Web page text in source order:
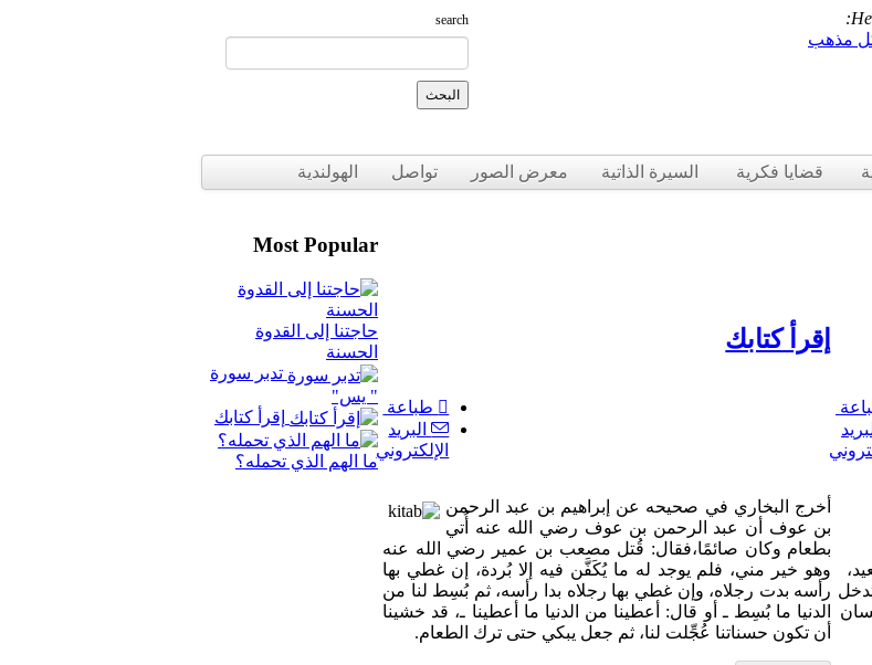
مذهب
search
قضايا فكرية السيرة الذاتية معرض الصور تواصل الهولندية
إقرأ كتابك
طباعة
البريد
الإلكتروني
أخرج البخاري في صحيحه عن إبراهيم بن عبد الرحمن
بن عوف أن عبد الرحمن بن عوف رضي الله عنه أُتي
بطعام وكان صائمًا،فقال: قُتل مصعب بن عمير رضي الله عنه
وهو خير مني، فلم يوجد له ما يُكَفَّن فيه إلا بُردة، إن غطي بها
رأسه بدت رجلاه، وإن غطي بها رجلاه بدا رأسه، ثم بُسِط لنا من
الدنيا ما بُسِط ـ أو قال: أعطينا من الدنيا ما أعطينا ـ، قد خشينا
أن تكون حسناتنا عُجِّلت لنا، ثم جعل يبكي حتى ترك الطعام.
Most Popular
حاجتنا إلى القدوة
الحسنة
تدبر سورة
" يس"
إقرأ كتابك
ما الهم الذي تحمله؟